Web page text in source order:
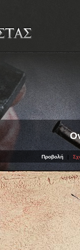
Προβολή |